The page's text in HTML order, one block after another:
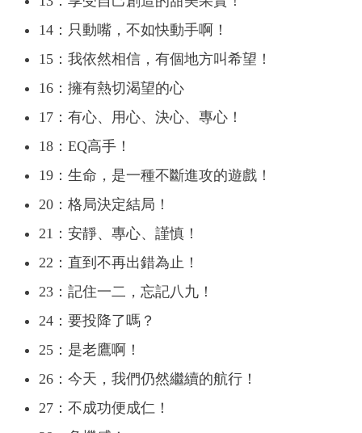
14：只動嘴，不如快動手啊！
15：我依然相信，有個地方叫希望！
16：擁有熱切渴望的心
17：有心、用心、決心、專心！
18：EQ高手！
19：生命，是一種不斷進攻的遊戲！
20：格局決定結局！
21：安靜、專心、謹慎！
22：直到不再出錯為止！
23：記住一二，忘記八九！
24：要投降了嗎？
25：是老鷹啊！
26：今天，我們仍然繼續的航行！
27：不成功便成仁！